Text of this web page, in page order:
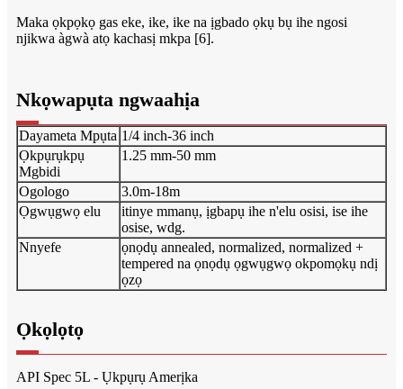
Maka ọkpọkọ gas eke, ike, ike na ịgbado ọkụ bụ ihe ngosi
njikwa àgwà atọ kachasị mkpa [6].
Nkọwapụta ngwaahịa
Dayameta Mpụta 1/4 inch-36 inch
Ọkpụrụkpụ
Mgbidi
1.25 mm-50 mm
Ogologo
3.0m-18m
Ọgwụgwọ elu
itinye mmanụ, ịgbapụ ihe n'elu osisi, ise ihe
osise, wdg.
Nnyefe
ọnọdụ annealed, normalized, normalized +
tempered na ọnọdụ ọgwụgwọ okpomọkụ ndị
ọzọ
Ọkọlọtọ
API Spec 5L - Ụkpụrụ Amerịka